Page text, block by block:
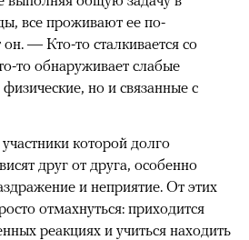
все проживают ее по-
— Кто-то сталкивается со
то обнаруживает слабые
но и связанные с
которой долго
друг от друга, особенно
и неприятие. От этих
отмахнуться: приходится
реакциях и учиться находить